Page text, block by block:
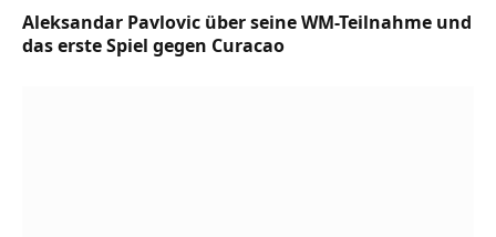
Aleksandar Pavlovic über seine WM-Teilnahme und
das erste Spiel gegen Curacao